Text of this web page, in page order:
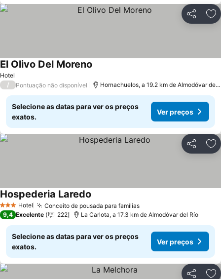
Partilhar
Hotel
El Olivo Del Moreno
/ Pontuação não disponível Hornachuelos, a 19.2 km de Almodóvar del
Selecione as datas para ver os preços
exatos.
Ver preços
Partilhar
3 EstrelasHotel Conceito de pousada para famíliasVer preços
Hospederia Laredo
9,4 Excelente 222 La Carlota, a 17.3 km de Almodóvar del Río
Selecione as datas para ver os preços
exatos.
Ver preços